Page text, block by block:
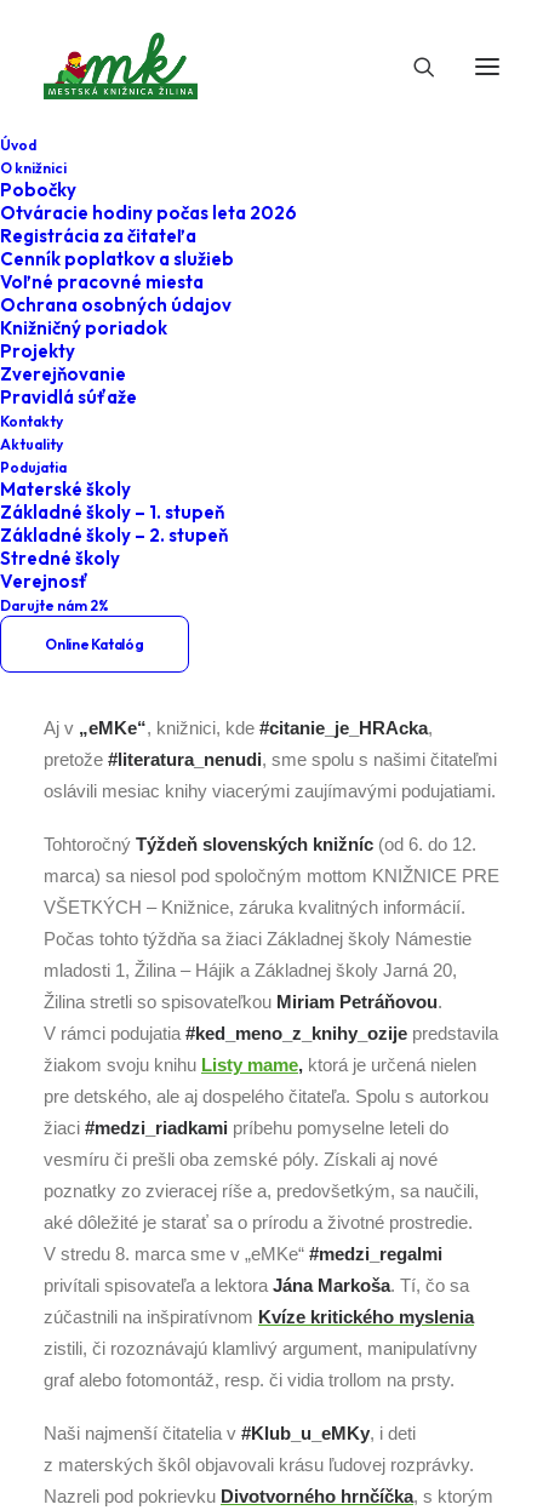
Úvod
O knižnici
Pobočky
Otváracie hodiny počas leta 2026
Registrácia za čitateľa
Cenník poplatkov a služieb
Voľné pracovné miesta
Ochrana osobných údajov
Knižničný poriadok
Projekty
Zverejňovanie
Pravidlá súťaže
Kontakty
Aktuality
Podujatia
Materské školy
Základné školy – 1. stupeň
Základné školy – 2. stupeň
Stredné školy
Verejnosť
Darujte nám 2%
Online Katalóg
Mesiac marec v
Home
Podujatia
Mesiac marec v „eMKe“
Aj v „eMKe“, knižnici, kde #citanie_je_HRAcka,
pretože #literatura_nenudi, sme spolu s našimi čitateľmi
oslávili mesiac knihy viacerými zaujímavými podujatiami.
Tohtoročný Týždeň slovenských knižníc (od 6. do 12.
marca) sa niesol pod spoločným mottom KNIŽNICE PRE
VŠETKÝCH – Knižnice, záruka kvalitných informácií.
Počas tohto týždňa sa žiaci Základnej školy Námestie
mladosti 1, Žilina – Hájik a Základnej školy Jarná 20,
Žilina stretli so spisovateľkou Miriam Petráňovou.
V rámci podujatia #ked_meno_z_knihy_ozije predstavila
žiakom svoju knihu Listy mame, ktorá je určená nielen
pre detského, ale aj dospelého čitateľa. Spolu s autorkou
žiaci #medzi_riadkami príbehu pomyselne leteli do
vesmíru či prešli oba zemské póly. Získali aj nové
poznatky zo zvieracej ríše a, predovšetkým, sa naučili,
aké dôležité je starať sa o prírodu a životné prostredie.
V stredu 8. marca sme v „eMKe“ #medzi_regalmi
privítali spisovateľa a lektora Jána Markoša. Tí, čo sa
zúčastnili na inšpiratívnom Kvíze kritického myslenia
zistili, či rozoznávajú klamlivý argument, manipulatívny
graf alebo fotomontáž, resp. či vidia trollom na prsty.
Naši najmenší čitatelia v #Klub_u_eMKy, i deti
z materských škôl objavovali krásu ľudovej rozprávky.
Nazreli pod pokrievku Divotvorného hrnčíčka, s ktorým